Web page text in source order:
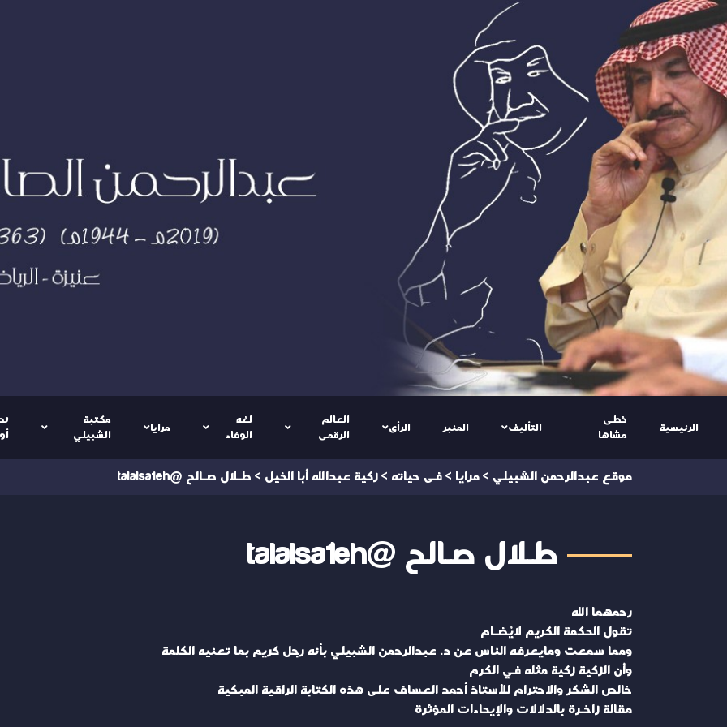
الرئيسية
خطى
مشاها
التأليف المنبر الرأى
العالم
الرقمى
لغه
الوفاء
مرايا
مكتبة
الشبيلي
موقع عبدالرحمن الشبيلي > مرايا > فى حياته > زكية عبدالله أبا الخيل > طـلال صـالح @talalsa1eh
طـلال صـالح @talalsa1eh
رحمهما الله
تقول الحكمة الكريم لايُضـام
ومما سمعت ومايعرفه الناس عن د. عبدالرحمن الشبيلي بأنه رجل كريم بما تعنيه الكلمة
وأن الزكية زكية مثله في الكرم
خالص الشكر والاحترام للأستاذ أحمد العساف على هذه الكتابة الراقية المبكية
مقالة زاخـرة بالدلالات والإيحاءات المؤثرة